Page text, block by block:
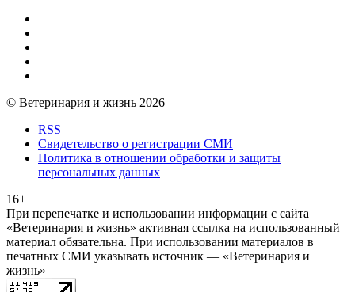
© Ветеринария и жизнь 2026
RSS
Свидетельство о регистрации СМИ
Политика в отношении обработки и защиты
персональных данных
16+
При перепечатке и использовании информации с сайта
«Ветеринария и жизнь» активная ссылка на использованный
материал обязательна. При использовании материалов в
печатных СМИ указывать источник — «Ветеринария и
жизнь»